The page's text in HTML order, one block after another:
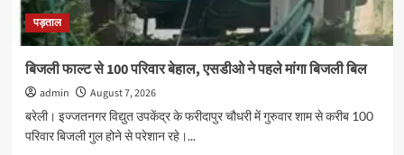
समझौता
न
करने
निर्देश
पड़ताल
बिजली फाल्ट से 100 परिवार बेहाल, एसडीओ ने पहले मांगा बिजली बिल
admin
August 7, 2026
बरेली। इज्जतनगर विद्युत उपकेंद्र के फरीदापुर चौधरी में गुरुवार शाम से करीब 100
परिवार बिजली गुल होने से परेशान रहे।...